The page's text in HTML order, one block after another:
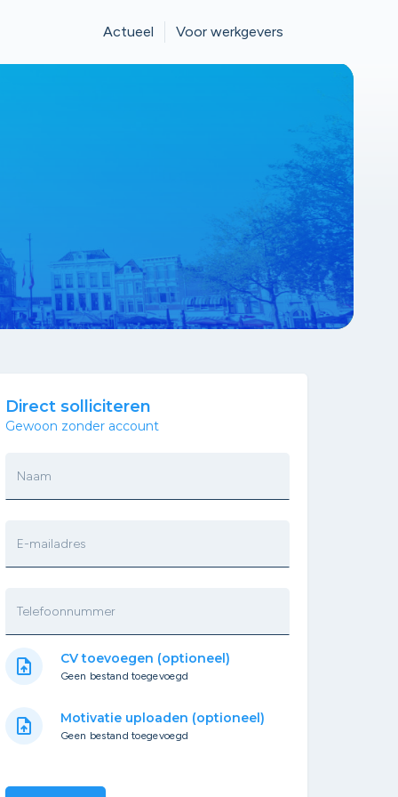
Actueel Voor werkgevers
Direct solliciteren
Gewoon zonder account
Naam
E-mailadres
Telefoonnummer
upload_file CV toevoegen (optioneel)
Geen bestand toegevoegd
upload_file Motivatie uploaden (optioneel)
Geen bestand toegevoegd